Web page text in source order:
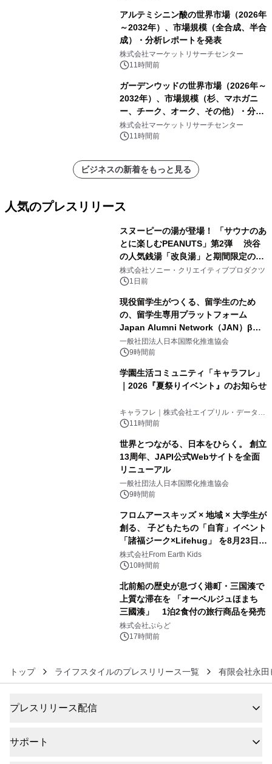
アルテミシニン酸の世界市場（2026年
～2032年）、市場規模（全合成、半合
成）・分析レポートを発表
株式会社マーケットリサーチセンター
11時間前
ガーデンウッドの世界市場（2026年～
2032年）、市場規模（杉、マホガニ
ー、チーク、オーク、その他）・分析
レポートを発表
株式会社マーケットリサーチセンター
11時間前
ビジネスの新着をもっと見る
人気のプレスリリース
スヌーピーの湯が登場！ 「サウナのあ
とに楽しむPEANUTS」第2弾 渋谷
の人気銭湯「改良湯」と期間限定のコ
ラボレーション サウナイキタイコラ
ボグッズも発売決定！
株式会社ソニー・クリエイティブプロダクツ
1日前
現役留学生がつくる、留学生のため
の、留学生専用プラットフォーム
Japan Alumni Network（JAN）β版
をリリース
一般社団法人日本国際化推進協会
9時間前
学園生活コミュニティ「キャラフレ」
｜2026『夏祭りイベント』のお知らせ
キャラフレ｜株式会社エイプリル・データ・
デザインズ
11時間前
世界とつながる、日本をひらく。 創立
13周年、JAPI公式Webサイトを全面
リニューアル
一般社団法人日本国際化推進協会
9時間前
フロムアースキッズ × 地域 × 大学生が
創る、 子どもたちの「自育」イベント
「諸福ジーク×Lifehug」 を8月23日
(日)開催
株式会社From Earth Kids
10時間前
北前船の歴史が息づく港町・三国湊で
上質な滞在を 「オーベルジュほまち
三國湊」 1泊2食付の旅行商品を発売
株式会社ぷらど
17時間前
トップ ライフスタイルのプレスリリース一覧 有限会社永田
プレスリリース配信
サポート